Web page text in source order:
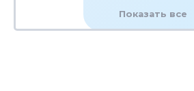
Показать все